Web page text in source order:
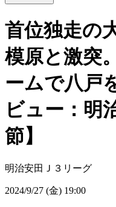
首位独走の
模原と激突
ームで八戸
ビュー：明
節】
明治安田Ｊ３リーグ
2024/9/27 (金) 19:00